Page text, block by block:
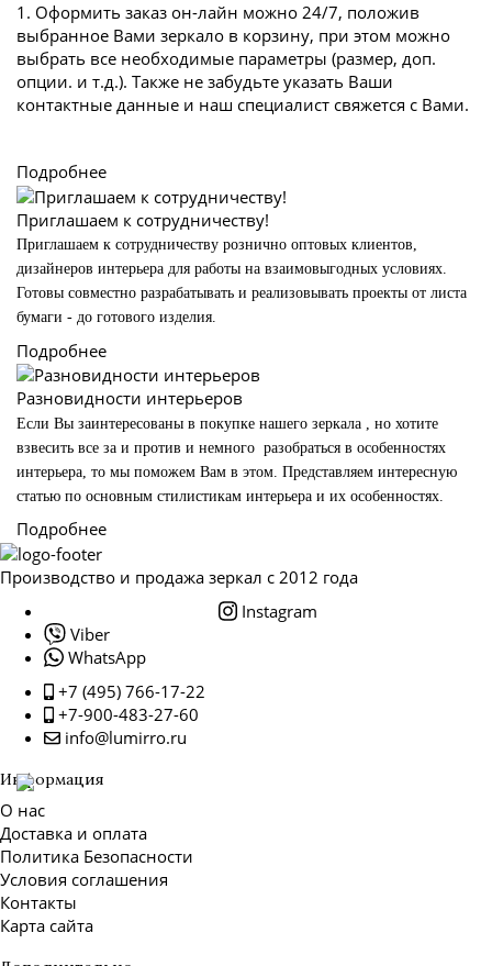
1. Оформить заказ он-лайн можно 24/7, положив
выбранное Вами зеркало в корзину, при этом можно
выбрать все необходимые параметры (размер, доп.
опции. и т.д.). Также не забудьте указать Ваши
контактные данные и наш специалист свяжется с Вами.
Подробнее
Приглашаем к сотрудничеству!
Приглашаем к сотрудничеству рознично оптовых клиентов,
дизайнеров интерьера для работы на взаимовыгодных условиях.
Готовы совместно разрабатывать и реализовывать проекты от листа
бумаги - до готового изделия.
Подробнее
Разновидности интерьеров
Если Вы заинтересованы в покупке нашего зеркала , но хотите
взвесить все за и против и немного разобраться в особенностях
интерьера, то мы поможем Вам в этом. Представляем интересную
статью по основным стилистикам интерьера и их особенностях.
Подробнее
Производство и продажа зеркал с 2012 года
Instagram
Viber
WhatsApp
+7 (495) 766-17-22
+7-900-483-27-60
info@lumirro.ru
Информация
О нас
Доставка и оплата
Политика Безопасности
Условия соглашения
Контакты
Карта сайта